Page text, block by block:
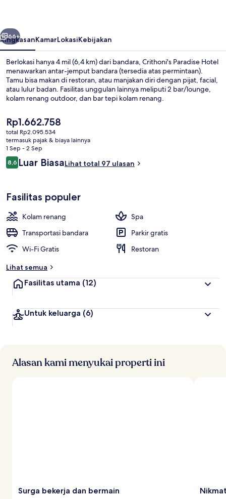
Berikutnya
66+
RingkasanKamarLokasiKebijakan
Berlokasi hanya 4 mil (6,4 km) dari bandara, Crithoni's Paradise Hotel
menawarkan antar-jemput bandara (tersedia atas permintaan).
Tamu bisa makan di restoran, atau manjakan diri dengan pijat, facial,
atau lulur badan. Fasilitas unggulan lainnya meliputi 2 bar/lounge,
kolam renang outdoor, dan bar tepi kolam renang.
Harga
saat
ini
Rp1.662.758
Rp1.662.758
total Rp2.095.534
termasuk pajak & biaya lainnya
1 Sep - 2 Sep
Ulasan
8,68,6 dari 10
Luar BiasaLihat total 97 ulasan
Fasilitas populer
Kolam renang
Spa
Transportasi bandara
Parkir gratis
Wi-Fi Gratis
Restoran
Lihat semua
Fasilitas utama (12)
Untuk keluarga (6)
Alasan kami menyukai properti ini
Surga bekerja dan bermain